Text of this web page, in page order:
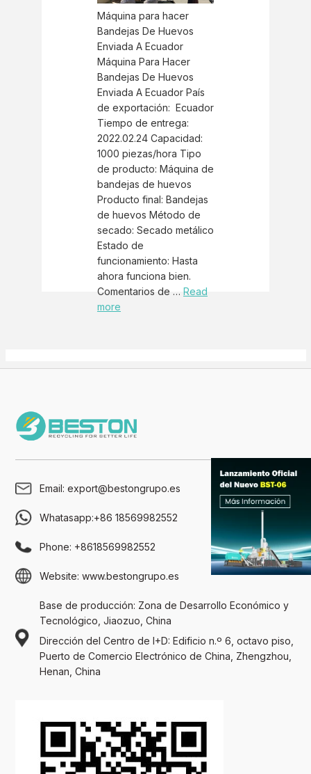
Máquina para hacer
Bandejas De Huevos
Enviada A Ecuador
Máquina Para Hacer
Bandejas De Huevos
Enviada A Ecuador País
de exportación: Ecuador
Tiempo de entrega:
2022.02.24 Capacidad:
1000 piezas/hora Tipo
de producto: Máquina de
bandejas de huevos
Producto final: Bandejas
de huevos Método de
secado: Secado metálico
Estado de
funcionamiento: Hasta
ahora funciona bien.
Comentarios de … Read
more
Email:export@bestongrupo.es
Whatasapp:+86 18569982552
Phone: +8618569982552
Website:www.bestongrupo.es
Base de producción: Zona de Desarrollo Económico y
Tecnológico, Jiaozuo, China
Dirección del Centro de I+D: Edificio n.º 6, octavo piso,
Puerto de Comercio Electrónico de China, Zhengzhou,
Henan, China